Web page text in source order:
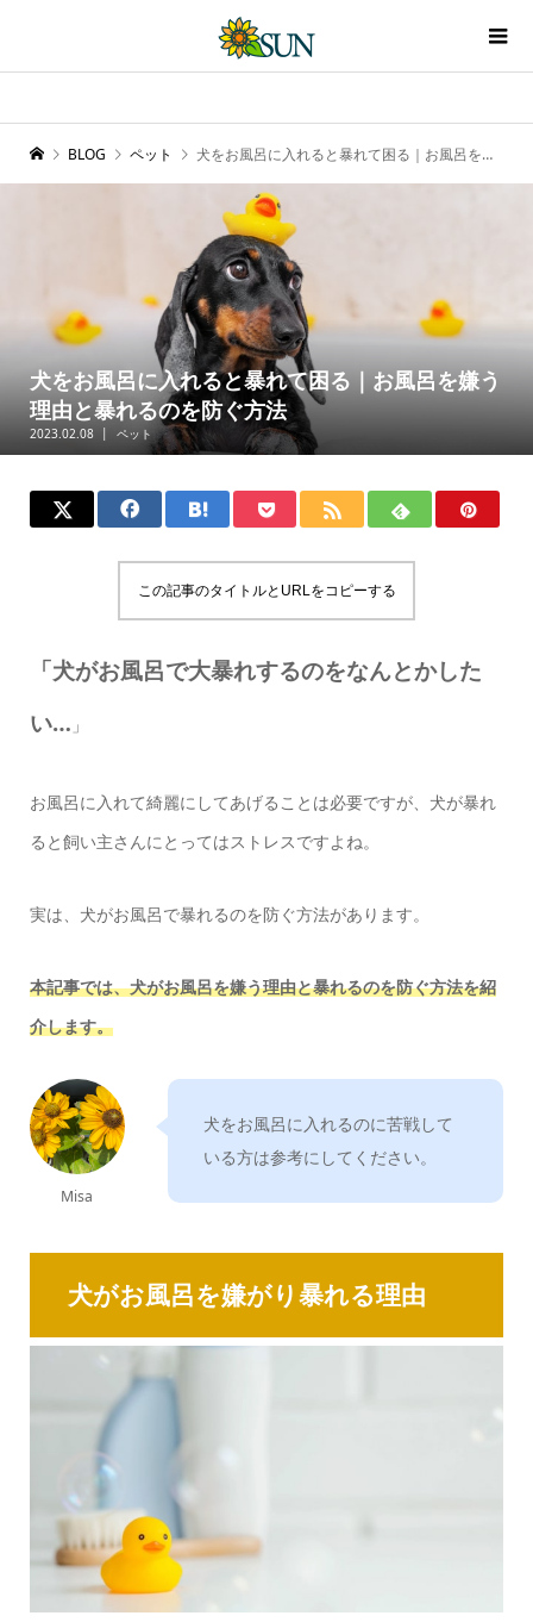
BLOG ペット 犬をお風呂に入れると暴れて困る｜お風呂を嫌う理由と暴れるのを防ぐ方法
犬をお風呂に入れると暴れて困る｜お風呂を嫌う
理由と暴れるのを防ぐ方法
2023.02.08 ペット
この記事のタイトルとURLをコピーする
「犬がお風呂で大暴れするのをなんとかした
い… 」
お風呂に入れて綺麗にしてあげることは必要ですが、犬が暴れ
ると飼い主さんにとってはストレスですよね。
実は、犬がお風呂で暴れるのを防ぐ方法があります。
本記事では、犬がお風呂を嫌う理由と暴れるのを防ぐ方法を紹
介します。
Misa
犬をお風呂に入れるのに苦戦して
いる方は参考にしてください。
犬がお風呂を嫌がり暴れる理由